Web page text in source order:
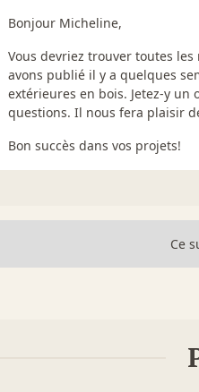
Bonjour Micheline,
Vous devriez trouver toutes
avons publié il y a quelques
extérieures en bois. Jetez-y un
questions. Il nous fera plaisir
Bon succès dans vos projets!
Ce